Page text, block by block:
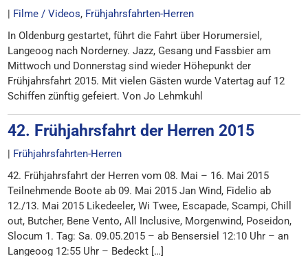
| Filme / Videos, Frühjahrsfahrten-Herren
In Oldenburg gestartet, führt die Fahrt über Horumersiel,
Langeoog nach Norderney. Jazz, Gesang und Fassbier am
Mittwoch und Donnerstag sind wieder Höhepunkt der
Frühjahrsfahrt 2015. Mit vielen Gästen wurde Vatertag auf 12
Schiffen zünftig gefeiert. Von Jo Lehmkuhl
42. Frühjahrsfahrt der Herren 2015
| Frühjahrsfahrten-Herren
42. Frühjahrsfahrt der Herren vom 08. Mai – 16. Mai 2015
Teilnehmende Boote ab 09. Mai 2015 Jan Wind, Fidelio ab
12./13. Mai 2015 Likedeeler, Wi Twee, Escapade, Scampi, Chill
out, Butcher, Bene Vento, All Inclusive, Morgenwind, Poseidon,
Slocum 1. Tag: Sa. 09.05.2015 – ab Bensersiel 12:10 Uhr – an
Langeoog 12:55 Uhr – Bedeckt […]